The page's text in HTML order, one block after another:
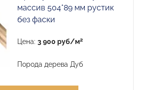
массив 504*89 мм рустик
без фаски
Цена:3 900 руб/м2
Порода дерева Дуб